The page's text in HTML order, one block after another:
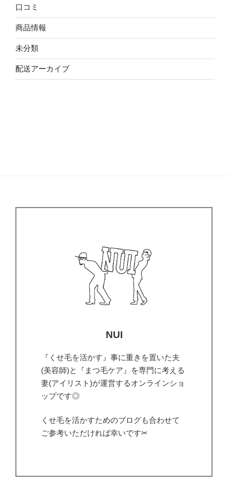
口コミ
商品情報
未分類
配送アーカイブ
NUI
『くせ毛を活かす』事に重きを置いた夫
(美容師)と『まつ毛ケア』を専門に考える
妻(アイリスト)が運営するオンラインショ
ップです◎
くせ毛を活かすためのブログも合わせて
ご参考いただければ幸いです✂︎